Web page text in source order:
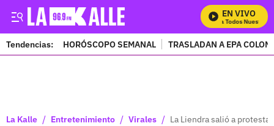
EN VIVO
Mira Todos Nuestros
Tendencias: HORÓSCOPO SEMANAL TRASLADAN A EPA
La Kalle / Entretenimiento / Virales / La Liendra salió a